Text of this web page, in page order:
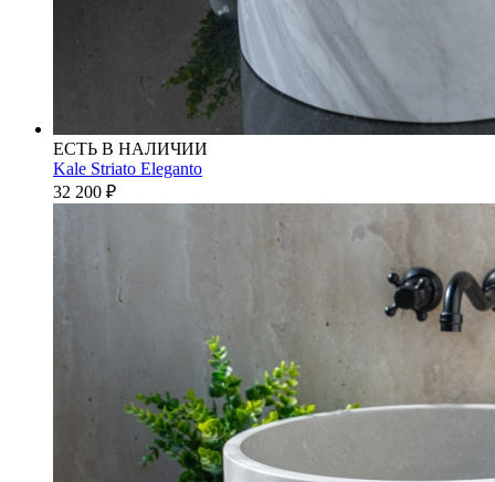
ЕСТЬ В НАЛИЧИИ
Kale Striato Eleganto
32 200 ₽